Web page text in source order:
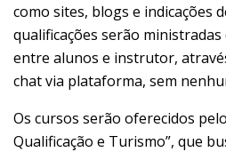
como sites, blogs e indicações
qualificações serão
entre alunos e instrutor,
chat via plataforma, sem
Os cursos serão oferecidos
Qualificação e Turismo”, que